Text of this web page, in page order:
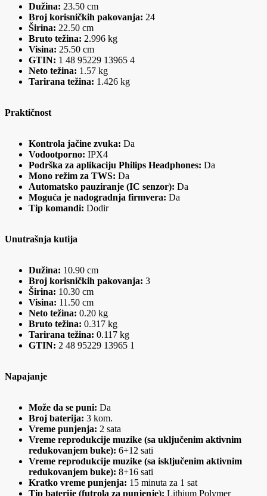
Dužina: 23.50 cm
Broj korisničkih pakovanja: 24
Širina: 22.50 cm
Bruto težina: 2.996 kg
Visina: 25.50 cm
GTIN: 1 48 95229 13965 4
Neto težina: 1.57 kg
Tarirana težina: 1.426 kg
Praktičnost
Kontrola jačine zvuka: Da
Vodootporno: IPX4
Podrška za aplikaciju Philips Headphones: Da
Mono režim za TWS: Da
Automatsko pauziranje (IC senzor): Da
Moguća je nadogradnja firmvera: Da
Tip komandi: Dodir
Unutrašnja kutija
Dužina: 10.90 cm
Broj korisničkih pakovanja: 3
Širina: 10.30 cm
Visina: 11.50 cm
Neto težina: 0.20 kg
Bruto težina: 0.317 kg
Tarirana težina: 0.117 kg
GTIN: 2 48 95229 13965 1
Napajanje
Može da se puni: Da
Broj baterija: 3 kom.
Vreme punjenja: 2 sata
Vreme reprodukcije muzike (sa uključenim aktivnim
redukovanjem buke): 6+12 sati
Vreme reprodukcije muzike (sa isključenim aktivnim
redukovanjem buke): 8+16 sati
Kratko vreme punjenja: 15 minuta za 1 sat
Tip baterije (futrola za punjenje): Lithium Polymer